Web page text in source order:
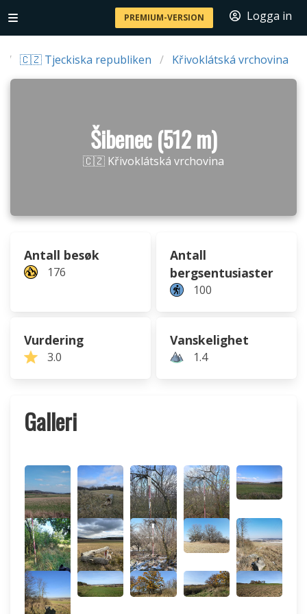
PREMIUM-VERSION Logga in
🇨🇿 Tjeckiska republiken Křivoklátská vrchovina
Šibenec (512 m)
🇨🇿 Křivoklátská vrchovina
Antall besøk
176
Antall
bergsentusiaster
100
Vurdering
3.0
Vanskelighet
1.4
Galleri